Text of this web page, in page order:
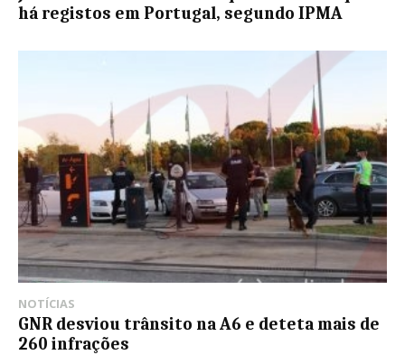
há registos em Portugal, segundo IPMA
NOTÍCIAS
GNR desviou trânsito na A6 e deteta mais de
260 infrações